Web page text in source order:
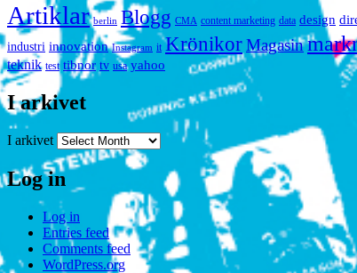
Artiklar berlin Blogg CMA content marketing data design
industri innovation Instagram it KrönikorMagasin
teknik test tibnor tv usa yahoo
I arkivet
I arkivet
Log in
Log in
Entries feed
Comments feed
WordPress.org